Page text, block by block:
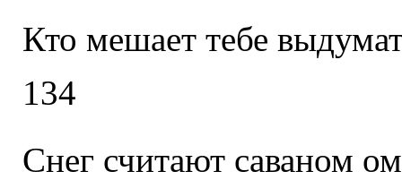
Кто мешает тебе
134
Снег считают саваном